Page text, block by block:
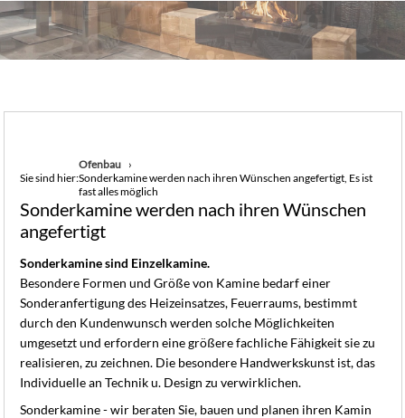
/
Sie sind hier:
Ofenbau
Sonderkamine werden nach ihren Wünschen angefertigt, Es ist
fast alles möglich
Sonderkamine werden nach ihren Wünschen
angefertigt
Sonderkamine sind Einzelkamine.
Besondere Formen und Größe von Kamine bedarf einer
Sonderanfertigung des Heizeinsatzes, Feuerraums, bestimmt
durch den Kundenwunsch werden solche Möglichkeiten
umgesetzt und erfordern eine größere fachliche Fähigkeit sie zu
realisieren, zu zeichnen. Die besondere Handwerkskunst ist, das
Individuelle an Technik u. Design zu verwirklichen.
Sonderkamine - wir beraten Sie, bauen und planen ihren Kamin